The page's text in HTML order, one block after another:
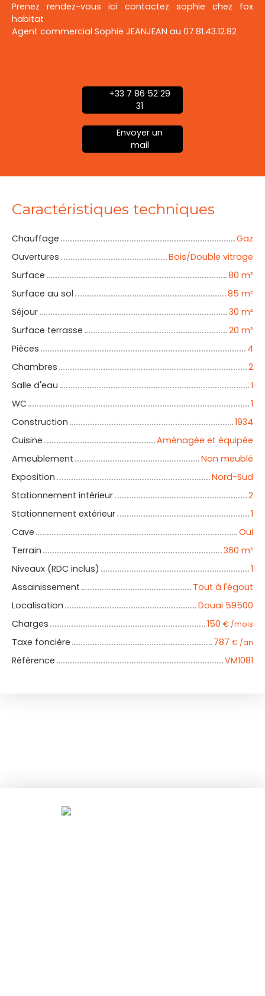
Prenez rendez-vous ici contactez sophie chez fox
habitat
Agent commercial Sophie JEANJEAN au 07.81.43.12.82
+33 7 86 52 29
31
Envoyer un
mail
Caractéristiques techniques
Chauffage
Gaz
Ouvertures
Bois/Double vitrage
Surface
80 m²
Surface au sol
85 m²
Séjour
30 m²
Surface terrasse
20 m²
Pièces
4
Chambres
2
Salle d'eau
1
WC
1
Construction
1934
Cuisine
Aménagée et équipée
Ameublement
Non meublé
Exposition
Nord-Sud
Stationnement intérieur
2
Stationnement extérieur
1
Cave
Oui
Terrain
360 m²
Niveaux (RDC inclus)
1
Assainissement
Tout à l'égout
Localisation
Douai 59500
Charges
150 € /mois
Taxe foncière 787 € /an
Référence VM1081